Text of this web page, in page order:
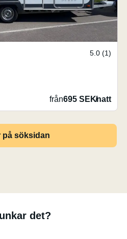
5.0 (1)
från695 SEK/natt
på söksidan
det?